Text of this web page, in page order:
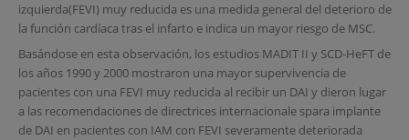
izquierda(FEVI) muy reducida es una medida general del deterioro de
la función cardíaca tras el infarto e indica un mayor riesgo de MSC.
Basándose en esta observación, los estudios MADIT II y SCD-HeFT de
los años 1990 y 2000 mostraron una mayor supervivencia de
pacientes con una FEVI muy reducida al recibir un DAI y dieron lugar
a las recomendaciones de directrices internacionale spara implante
de DAI en pacientes con IAM con FEVI severamente deteriorada